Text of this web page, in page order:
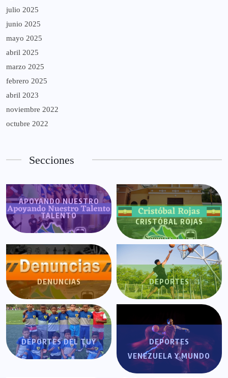
julio 2025
junio 2025
mayo 2025
abril 2025
marzo 2025
febrero 2025
abril 2023
noviembre 2022
octubre 2022
Secciones
APOYANDO NUESTRO
TALENTO
CRISTÓBAL ROJAS
DENUNCIAS DEPORTES
DEPORTES DEL TUY
DEPORTES
VENEZUELA Y MUNDO